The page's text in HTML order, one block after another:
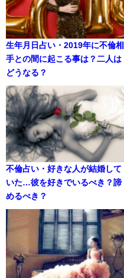
生年月日占い・2019年に不倫相
手との間に起こる事は？二人は
どうなる？
不倫占い・好きな人が結婚して
いた…彼を好きでいるべき？諦
めるべき？